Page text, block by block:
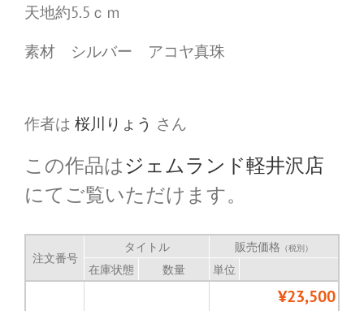
天地約5.5ｃｍ
素材 シルバー アコヤ真珠
作者は 桜川りょう さん
この作品はジェムランド軽井沢店
にてご覧いただけます。
注文番号
タイトル 販売価格 （税別）
在庫状態 数量 単位
¥23,500